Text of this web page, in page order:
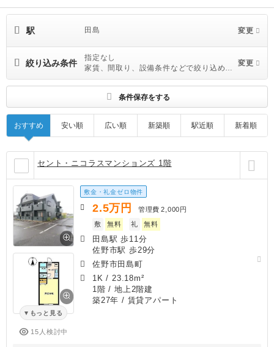
駅 田島 変更
絞り込み条件
指定なし
家賃、間取り、設備条件などで絞り込めま
す
変更
条件保存をする
おすすめ 安い順 広い順 新築順 駅近順 新着順
セント・ニコラスマンションズ 1階
もっと見る
15人検討中
敷金・礼金ゼロ物件
2.5万円 管理費 2,000円
敷
無料 礼 無料
田島駅 歩11分
佐野市駅 歩29分
佐野市田島町
1K / 23.18m²
1階 / 地上2階建
築27年 / 賃貸アパート